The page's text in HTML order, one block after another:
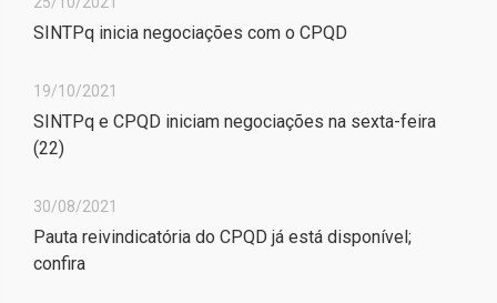
SINTPq inicia negociações com o CPQD
19/10/2021
SINTPq e CPQD iniciam negociações na sexta-feira
(22)
30/08/2021
Pauta reivindicatória do CPQD já está disponível;
confira